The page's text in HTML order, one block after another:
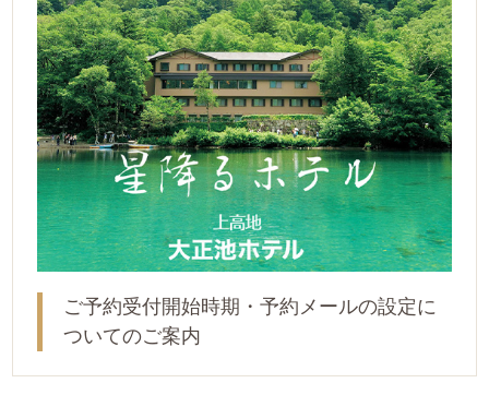
ご予約受付開始時期・予約メールの設定に
ついてのご案内